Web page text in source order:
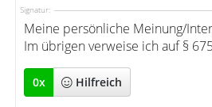
Signatur:
Meine persönliche Meinung/
Im übrigen verweise ich auf §
0x Hilfreich